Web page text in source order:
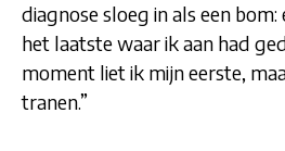
diagnose sloeg in als een
het laatste waar ik aan had
moment liet ik mijn eerste,
tranen.”